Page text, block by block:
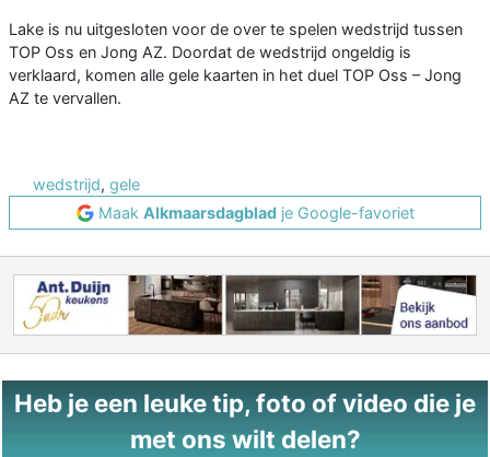
Lake is nu uitgesloten voor de over te spelen wedstrijd tussen
TOP Oss en Jong AZ. Doordat de wedstrijd ongeldig is
verklaard, komen alle gele kaarten in het duel TOP Oss – Jong
AZ te vervallen.
wedstrijd, gele
Maak Alkmaarsdagbladje Google-favoriet
Heb je een leuke tip, foto of video die je
met ons wilt delen?